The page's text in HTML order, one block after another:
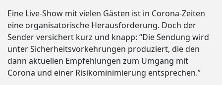
Eine Live-Show mit vielen Gästen ist in Corona-Zeiten
eine organisatorische Herausforderung. Doch der
Sender versichert kurz und knapp: “Die Sendung wird
unter Sicherheitsvorkehrungen produziert, die den
dann aktuellen Empfehlungen zum Umgang mit
Corona und einer Risikominimierung entsprechen.”